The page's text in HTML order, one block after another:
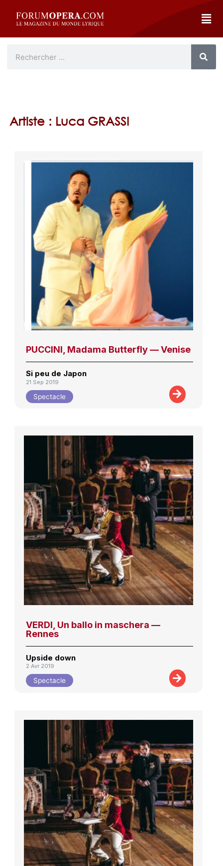
Artiste : Luca GRASSI
PUCCINI, Madama Butterfly — Venise
Si peu de Japon
21 Sep 2019
Spectacle
VERDI, Un ballo in maschera —
Rennes
Upside down
2 Avr 2019
Spectacle